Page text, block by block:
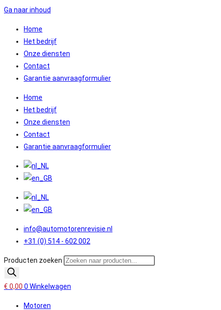
Ga naar inhoud
Home
Het bedrijf
Onze diensten
Contact
Garantie aanvraagformulier
Home
Het bedrijf
Onze diensten
Contact
Garantie aanvraagformulier
info@automotorenrevisie.nl
+31 (0) 514 - 602 002
Producten zoeken
€ 0,00 0 Winkelwagen
Motoren